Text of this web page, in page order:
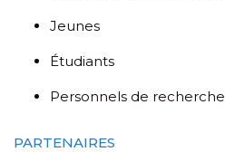
Jeunes
Étudiants
Personnels de recherche
PARTENAIRES